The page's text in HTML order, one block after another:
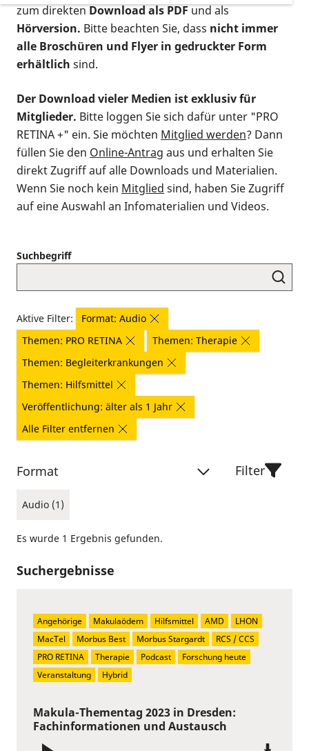
zum direktenDownload als PDFund als
Hörversion. Bitte beachten Sie, dass nicht immer
alle Broschüren und Flyer in gedruckter Form
erhältlich sind.
Der Download vieler Medien ist exklusiv für
Mitglieder. Bitte loggen Sie sich dafür unter "PRO
RETINA +" ein. Sie möchten Mitglied werden? Dann
füllen Sie den Online-Antrag aus und erhalten Sie
direkt Zugriff auf alle Downloads und Materialien.
Wenn Sie noch kein Mitglied sind, haben Sie Zugriff
auf eine Auswahl an Infomaterialien und Videos.
Suchbegriff
Aktive Filter:
Format: Audio
Themen: PRO RETINA
Themen: Therapie
Themen: Begleiterkrankungen
Themen: Hilfsmittel
Veröffentlichung: älter als 1 Jahr
Alle Filter entfernen
Format
Audio (1)
Filter
Es wurde 1 Ergebnis gefunden.
Suchergebnisse
Makula-Thementag 2023 in Dresden:
Fachinformationen und Austausch
Angehörige Makulaödem Hilfsmittel AMD
LHON
MacTel
Morbus Best Morbus Stargardt
RCS / CCS
PRO RETINA
Therapie Podcast
Forschung heute
Veranstaltung
Hybrid